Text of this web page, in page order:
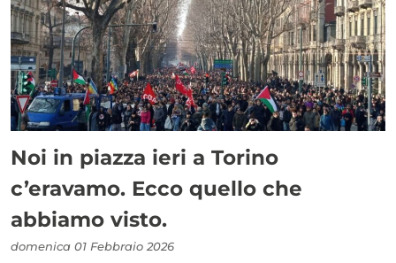
Noi in piazza ieri a Torino
c’eravamo. Ecco quello che
abbiamo visto.
domenica 01 Febbraio 2026